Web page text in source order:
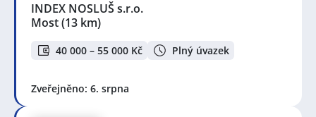
INDEX NOSLUŠ s.r.o.
Most(13 km)
40 000 – 55 000 Kč Plný úvazek
Zveřejněno: 6. srpna